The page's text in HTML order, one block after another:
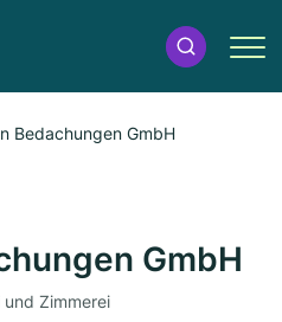
Bedachungen GmbH
GmbH
und Zimmerei